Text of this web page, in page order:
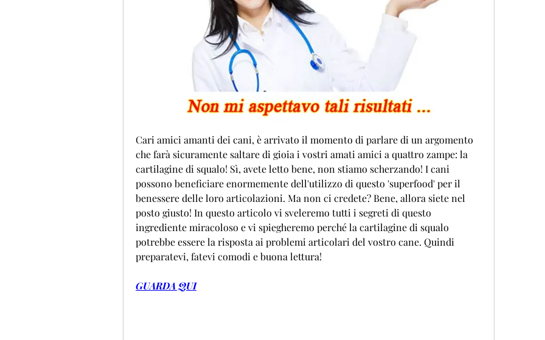
Cari amici amanti dei cani, è arrivato il momento di parlare di un argomento
che farà sicuramente saltare di gioia i vostri amati amici a quattro zampe: la
cartilagine di squalo! Sì, avete letto bene, non stiamo scherzando! I cani
possono beneficiare enormemente dell'utilizzo di questo 'superfood' per il
benessere delle loro articolazioni. Ma non ci credete? Bene, allora siete nel
posto giusto! In questo articolo vi sveleremo tutti i segreti di questo
ingrediente miracoloso e vi spiegheremo perché la cartilagine di squalo
potrebbe essere la risposta ai problemi articolari del vostro cane. Quindi
preparatevi, fatevi comodi e buona lettura!
GUARDA QUI